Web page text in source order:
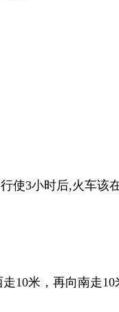
3小时后,火车该
米，再向南走10